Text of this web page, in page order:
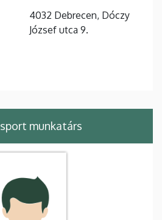
4032 Debrecen, Dóczy
József utca 9.
sport munkatárs